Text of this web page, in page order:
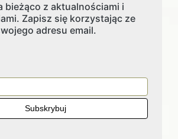
bieżąco z aktualnościami i
Zapisz się korzystając ze
adresu email.